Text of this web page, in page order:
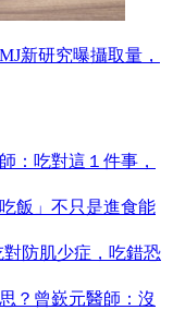
新研究曝攝取量，
：吃對這１件事，
飯」不只是進食能
防肌少症，吃錯恐
？曾嶔元醫師：沒